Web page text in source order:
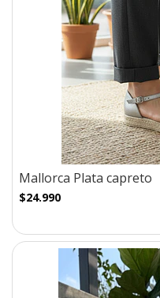
Mallorca Plata capreto
$24.990